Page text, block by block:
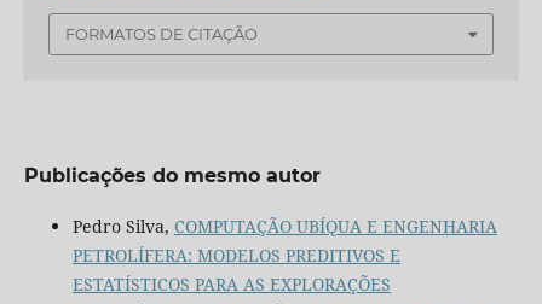
FORMATOS DE CITAÇÃO
Publicações do mesmo autor
Pedro Silva, COMPUTAÇÃO UBÍQUA E ENGENHARIA
PETROLÍFERA: MODELOS PREDITIVOS E
ESTATÍSTICOS PARA AS EXPLORAÇÕES